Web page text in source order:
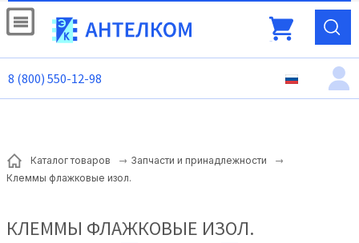
8 (800) 550-12-98
Каталог товаров
Запчасти и принадлежности
Клеммы флажковые изол.
КЛЕММЫ ФЛАЖКОВЫЕ ИЗОЛ.